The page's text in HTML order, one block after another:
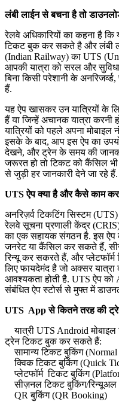
लंबी लाईन से बचना है तो
रेलवे अधिकारियों का कहना है
टिकट बुक कर सकते है और लंबी
(Indian Railway) का UTS
आपकी यात्रा को सरल और
बिना किसी परेशानी के
हैं.
यह ऐप खासकर उन यात्रियों के
हैं या जिन्हें अचानक यात्रा करनी
यात्रियों को पहले अपना मोबाइल
इसके के बाद, आप इस ऐप का
देखने, और ट्रेन के समय की
जरूरत हो तो टिकट को कैंसिल
से जुड़ी हर जानकारी देने जा रहे हैं.
UTS ऐप क्या है और कैसे काम
अनरिज़र्व टिकटिंग सिस्टम
रेलवे सूचना प्रणाली केंद्र (CRIS)
का एक सहायक संगठन है. इस ऐप
जनरेट या कैंसिल कर सकते हैं,
रिन्यू कर सकरते हैं, और
लिए फायदेमंद है जो अक्सर
आवश्यकता होती है. UTS ऐप को
संबंधित ऐप स्टोर्स से मुफ्त में
UTS App से कितने तरह की
यात्री UTS Android
ट्रेन टिकट बुक कर सकते हैं:
सामान्य टिकट बुकिंग
क्विक टिकट बुकिंग (Quick
प्लेटफॉर्म टिकट बुकिंग
सीज़नल टिकट बुकिंग/रिन्यूअल
QR बुकिंग (QR Booking)